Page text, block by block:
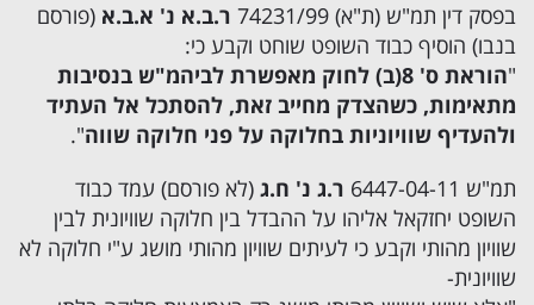
בפסק דין תמ"ש (ת"א) 74231/99
ר.ב.א נ' א.ב.א (פורסם
בנבו) הוסיף כבוד השופט שוחט וקבע כי:
"
הוראת ס' 8(ב) לחוק מאפשרת לביהמ"ש בנסיבות
מתאימות, כשהצדק מחייב זאת, להסתכל אל העתיד
ולהעדיף שוויוניות בחלוקה על פני חלוקה שווה".
תמ"ש 6447-04-11
ר.ג נ' ח.ג (לא פורסם) עמד כבוד
השופט יחזקאל אליהו על ההבדל בין חלוקה שוויונית לבין
שוויון מהותי וקבע כי לעיתים שוויון מהותי מושג ע"י חלוקה לא
שוויונית-